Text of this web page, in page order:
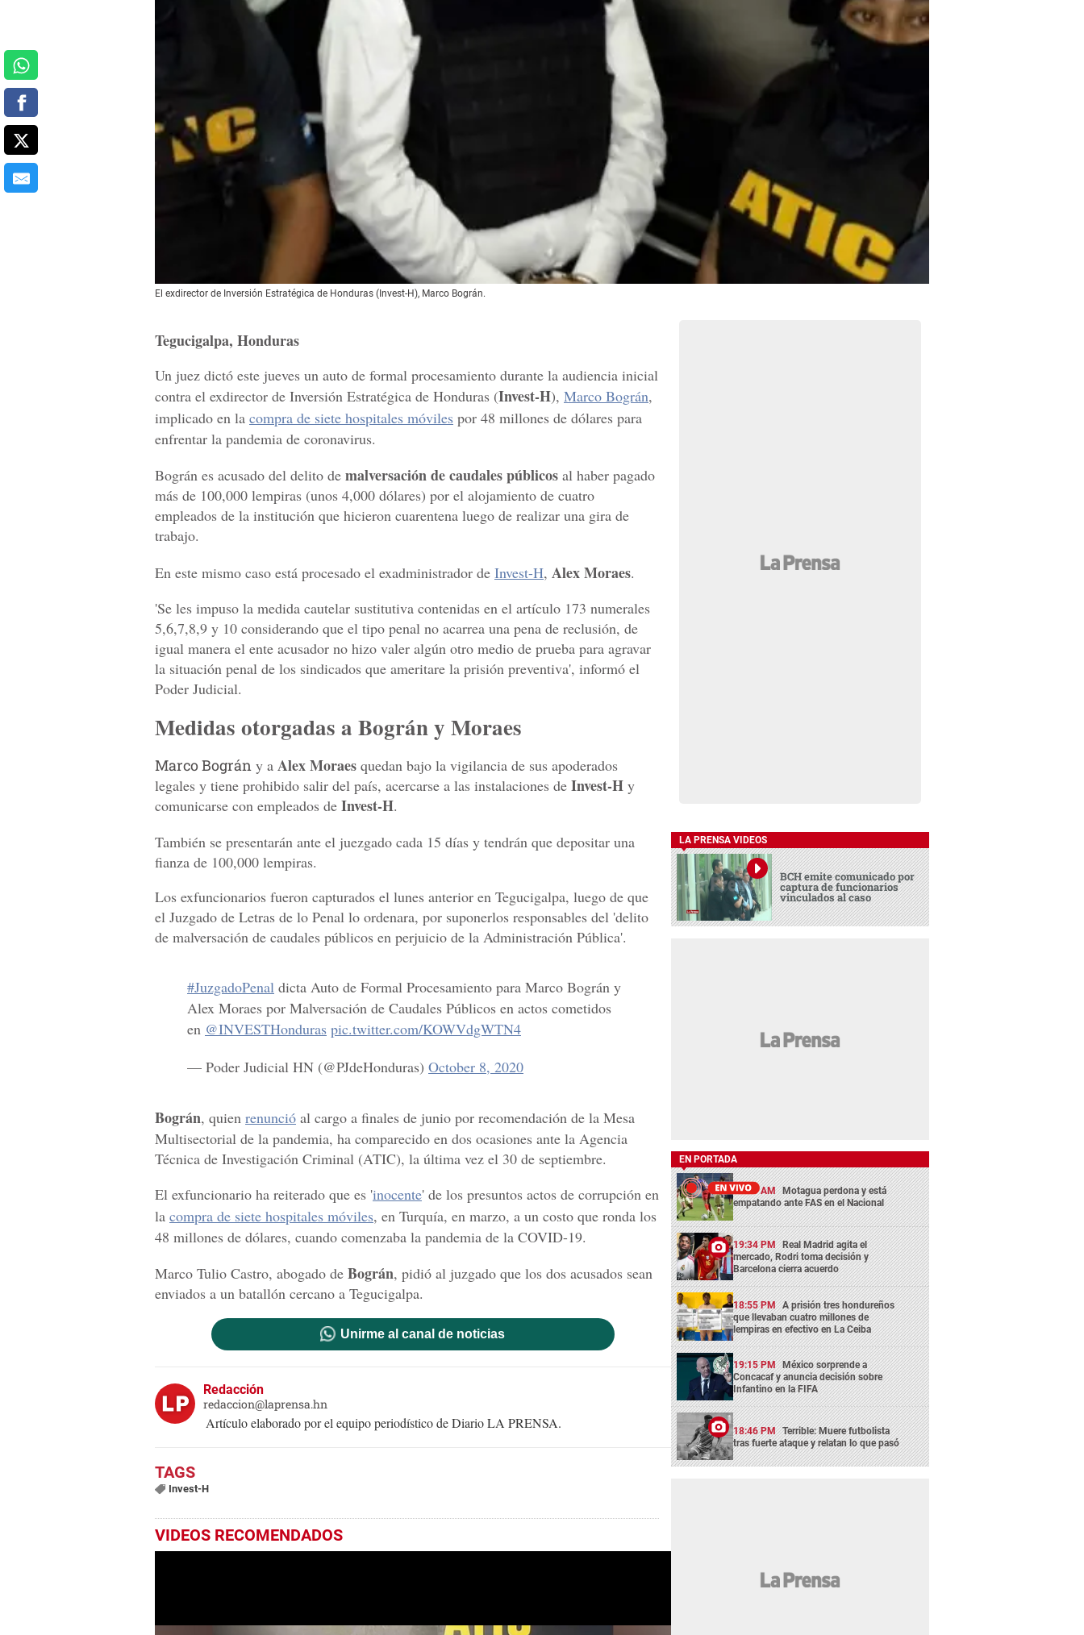
El exdirector de Inversión Estratégica de Honduras (Invest-H), Marco Bográn.
Tegucigalpa, Honduras
Un juez dictó este jueves un auto de formal procesamiento durante la audiencia inicial
contra el exdirector de Inversión Estratégica de Honduras (Invest-H), Marco Bográn,
implicado en la compra de siete hospitales móviles por 48 millones de dólares para
enfrentar la pandemia de coronavirus.
Bográn es acusado del delito de malversación de caudales públicos al haber pagado
más de 100,000 lempiras (unos 4,000 dólares) por el alojamiento de cuatro
empleados de la institución que hicieron cuarentena luego de realizar una gira de
trabajo.
En este mismo caso está procesado el exadministrador de Invest-H, Alex Moraes.
'Se les impuso la medida cautelar sustitutiva contenidas en el artículo 173 numerales
5,6,7,8,9 y 10 considerando que el tipo penal no acarrea una pena de reclusión, de
igual manera el ente acusador no hizo valer algún otro medio de prueba para agravar
la situación penal de los sindicados que ameritare la prisión preventiva', informó el
Poder Judicial.
Medidas otorgadas a Bográn y Moraes
Marco Bográn y a Alex Moraes quedan bajo la vigilancia de sus apoderados
legales y tiene prohibido salir del país, acercarse a las instalaciones de Invest-H y
comunicarse con empleados de Invest-H.
También se presentarán ante el juezgado cada 15 días y tendrán que depositar una
fianza de 100,000 lempiras.
Los exfuncionarios fueron capturados el lunes anterior en Tegucigalpa, luego de que
el Juzgado de Letras de lo Penal lo ordenara, por suponerlos responsables del 'delito
de malversación de caudales públicos en perjuicio de la Administración Pública'.
#JuzgadoPenal dicta Auto de Formal Procesamiento para Marco Bográn y
Alex Moraes por Malversación de Caudales Públicos en actos cometidos
en @INVESTHonduras pic.twitter.com/KOWVdgWTN4
— Poder Judicial HN (@PJdeHonduras) October 8, 2020
Bográn, quien renunció al cargo a finales de junio por recomendación de la Mesa
Multisectorial de la pandemia, ha comparecido en dos ocasiones ante la Agencia
Técnica de Investigación Criminal (ATIC), la última vez el 30 de septiembre.
El exfuncionario ha reiterado que es 'inocente' de los presuntos actos de corrupción en
la compra de siete hospitales móviles, en Turquía, en marzo, a un costo que ronda los
48 millones de dólares, cuando comenzaba la pandemia de la COVID-19.
Marco Tulio Castro, abogado de Bográn, pidió al juzgado que los dos acusados sean
enviados a un batallón cercano a Tegucigalpa.
Unirme al canal de noticias
Redacción
redaccion@laprensa.hn
Artículo elaborado por el equipo periodístico de Diario LA PRENSA.
Invest-H
VIDEOS RECOMENDADOS
LA PRENSA VIDEOS
BCH emite comunicado por
captura de funcionarios
vinculados al caso
EN PORTADA
11:45 AM Motagua perdona y está
empatando ante FAS en el Nacional
19:34 PM Real Madrid agita el
mercado, Rodri toma decisión y
Barcelona cierra acuerdo
18:55 PM A prisión tres hondureños
que llevaban cuatro millones de
lempiras en efectivo en La Ceiba
19:15 PM México sorprende a
Concacaf y anuncia decisión sobre
Infantino en la FIFA
18:46 PM Terrible: Muere futbolista
tras fuerte ataque y relatan lo que pasó